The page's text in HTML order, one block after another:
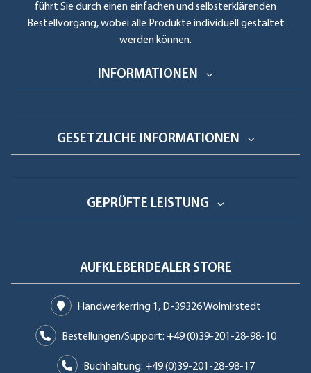
führt Sie durch einen einfachen und selbsterklärenden
Bestellvorgang, wobei alle Produkte individuell gestaltet
werden können.
INFORMATIONEN
GESETZLICHE INFORMATIONEN
GEPRÜFTE LEISTUNG
AUFKLEBERDEALER STORE
Handwerkerring 1, D-39326 Wolmirstedt
Bestellungen/Support: +49 (0)39-201-28-98-10
Buchhaltung: +49 (0)39-201-28-98-17